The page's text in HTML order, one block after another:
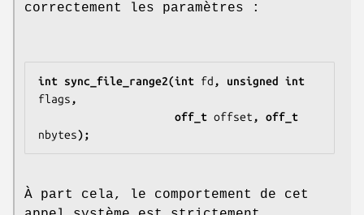
correctement les paramètres :
int sync_file_range2(int fd
flags ,
                     off_t
offset
nbytes);
À part cela, le comportement de cet